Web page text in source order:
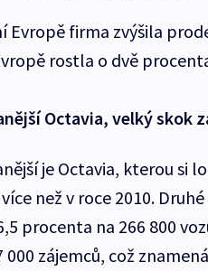
Evropě firma zvýšila
rostla o dvě
Octavia, velký skok
je Octavia, kterou si
než v roce 2010.
procenta na 266 800
000 zájemců, což